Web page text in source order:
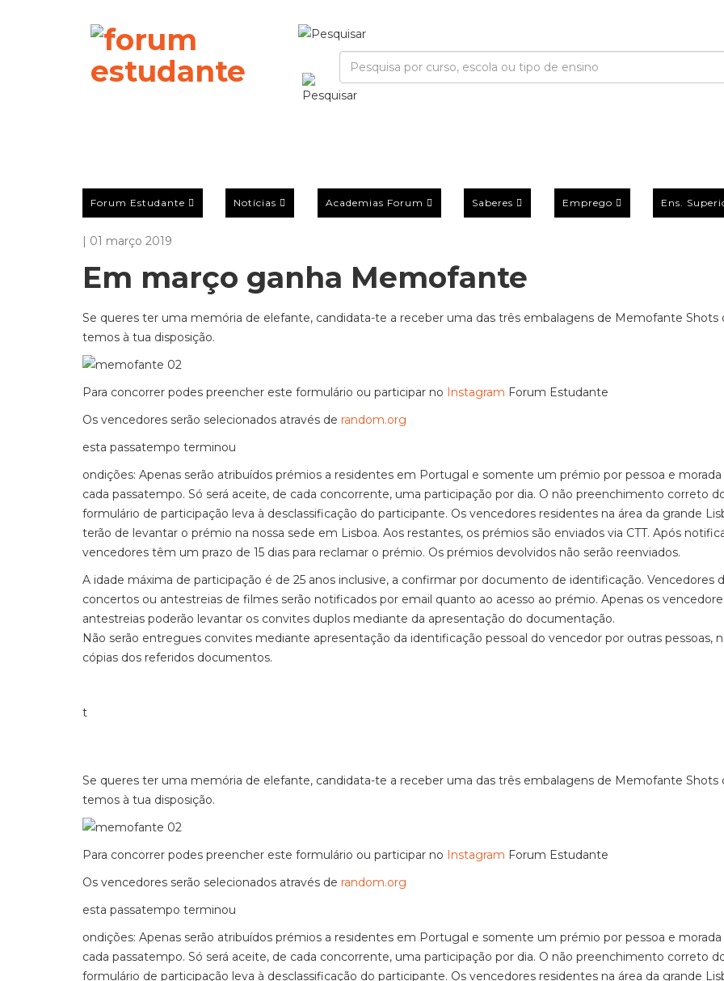
Forum Estudante Notícias Academias Forum Saberes Emprego Ens.
| 01 março 2019
Em março ganha Memofante
Se queres ter uma memória de elefante, candidata-te a receber uma das três embalagens de Memofante Shots
temos à tua disposição.
Para concorrer podes preencher este formulário ou participar no Instagram Forum Estudante
Os vencedores serão selecionados através de random.org
esta passatempo terminou
ondições: Apenas serão atribuídos prémios a residentes em Portugal e somente um prémio por pessoa e
cada passatempo. Só será aceite, de cada concorrente, uma participação por dia. O não preenchimento correto
formulário de participação leva à desclassificação do participante. Os vencedores residentes na área da grande
terão de levantar o prémio na nossa sede em Lisboa. Aos restantes, os prémios são enviados via CTT. Após
vencedores têm um prazo de 15 dias para reclamar o prémio. Os prémios devolvidos não serão reenviados.
A idade máxima de participação é de 25 anos inclusive, a confirmar por documento de identificação. Vencedores
concertos ou antestreias de filmes serão notificados por email quanto ao acesso ao prémio. Apenas os
antestreias poderão levantar os convites duplos mediante da apresentação do documentação.
Não serão entregues convites mediante apresentação da identificação pessoal do vencedor por outras pessoas,
cópias dos referidos documentos.
t
Se queres ter uma memória de elefante, candidata-te a receber uma das três embalagens de Memofante Shots
temos à tua disposição.
Para concorrer podes preencher este formulário ou participar no Instagram Forum Estudante
Os vencedores serão selecionados através de random.org
esta passatempo terminou
ondições: Apenas serão atribuídos prémios a residentes em Portugal e somente um prémio por pessoa e
cada passatempo. Só será aceite, de cada concorrente, uma participação por dia. O não preenchimento correto
formulário de participação leva à desclassificação do participante. Os vencedores residentes na área da grande